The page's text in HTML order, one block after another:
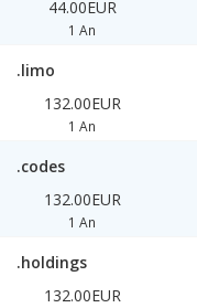
44.00EUR
1 An
.limo
132.00EUR
1 An
.codes
132.00EUR
1 An
.holdings
132.00EUR